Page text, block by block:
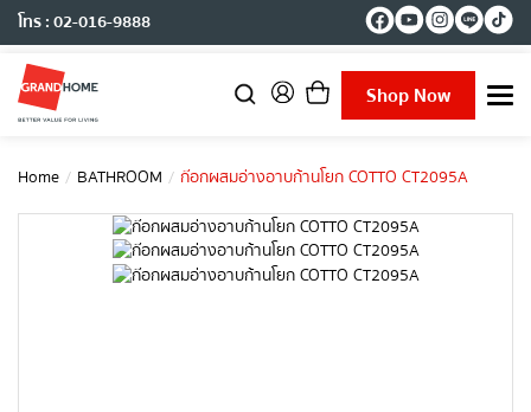
โทร : 02-016-9888
Shop Now
T
e
Home BATHROOM ก๊อกผสมอ่างอาบก้านโยก COTTO CT2095A